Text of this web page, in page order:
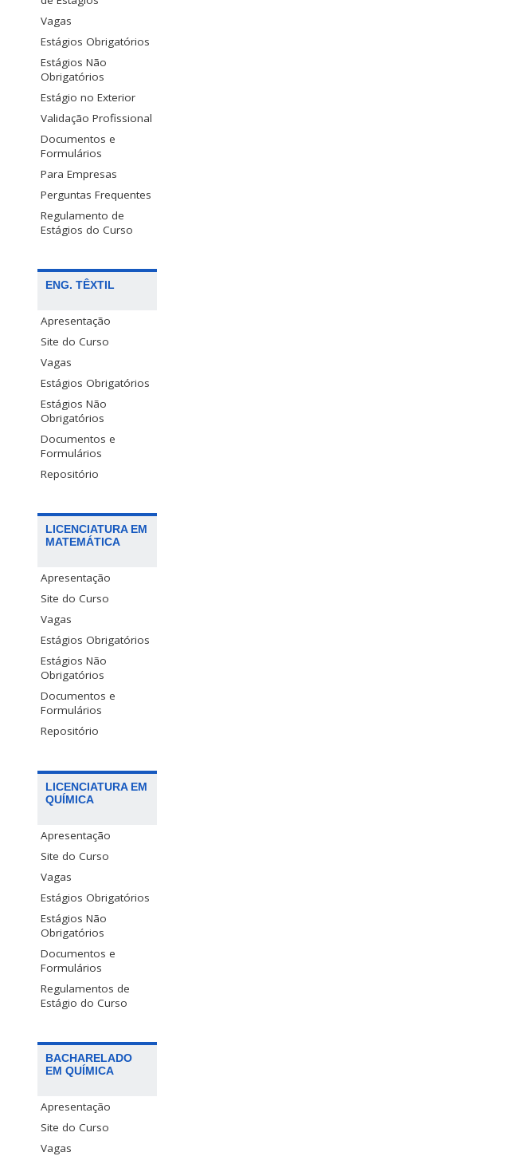
Vagas
Estágios Obrigatórios
Estágios Não
Obrigatórios
Estágio no Exterior
Validação Profissional
Documentos e
Formulários
Para Empresas
Perguntas Frequentes
Regulamento de
Estágios do Curso
ENG. TÊXTIL
Apresentação
Site do Curso
Vagas
Estágios Obrigatórios
Estágios Não
Obrigatórios
Documentos e
Formulários
Repositório
LICENCIATURA EM
MATEMÁTICA
Apresentação
Site do Curso
Vagas
Estágios Obrigatórios
Estágios Não
Obrigatórios
Documentos e
Formulários
Repositório
LICENCIATURA EM
QUÍMICA
Apresentação
Site do Curso
Vagas
Estágios Obrigatórios
Estágios Não
Obrigatórios
Documentos e
Formulários
Regulamentos de
Estágio do Curso
BACHARELADO
EM QUÍMICA
Apresentação
Site do Curso
Vagas